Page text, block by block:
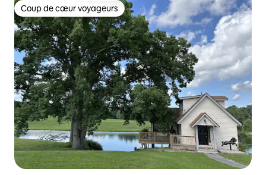
Coup de cœur voyageurs
Coup de cœur voyageurs